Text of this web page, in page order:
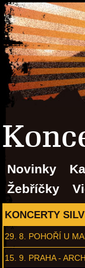
Novinky
Žebříčky
KONCERTY
29. 8. POHOŘÍ U
15. 9. PRAHA -